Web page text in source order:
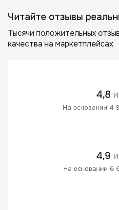
Читайте отзывы
Тысячи положительных
качества на маркетплейсах.
4,8
На основании 4
4,9
На основании 6